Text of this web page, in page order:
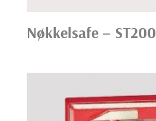
Nøkkelsafe – ST200